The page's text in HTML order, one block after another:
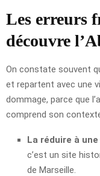
Les erreurs
découvre
On constate souvent
et repartent avec une
dommage, parce que
comprend son
La réduire à
c’est un site
de Marseille.